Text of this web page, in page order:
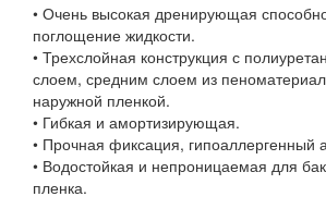
• Очень высокая дренирующая
поглощение жидкости.
• Трехслойная конструкция с
слоем, средним слоем из
наружной пленкой.
• Гибкая и амортизирующая.
• Прочная фиксация, гипоаллергенный
• Водостойкая и непроницаемая для
пленка.